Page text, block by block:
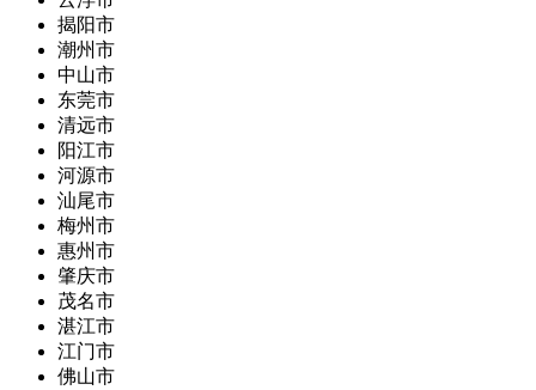
揭阳市
潮州市
中山市
东莞市
清远市
阳江市
河源市
汕尾市
梅州市
惠州市
肇庆市
茂名市
湛江市
江门市
佛山市